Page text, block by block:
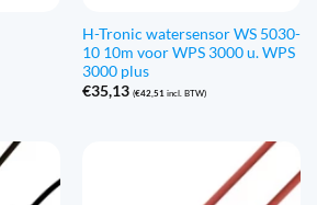
H-Tronic watersensor WS 5030-
10 10m voor WPS 3000 u. WPS
3000 plus
€35,13 (€42,51incl. BTW)